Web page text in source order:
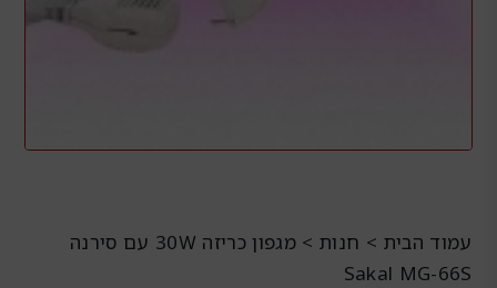
עמוד הבית > חנות>
מגפון כריזה 30W עם סירנה
Sakal MG-66S